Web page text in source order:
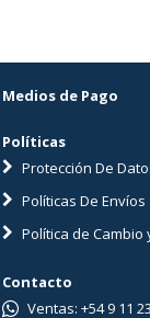
Medios de Pago
Políticas
Protección De
Políticas De Envíos
Política de Cambio
Contacto
Ventas: +54 9 11